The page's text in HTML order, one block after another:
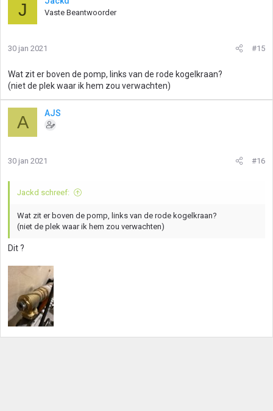
J Vaste Beantwoorder
30 jan 2021 #15
Wat zit er boven de pomp, links van de rode kogelkraan?
(niet de plek waar ik hem zou verwachten)
A AJS
30 jan 2021 #16
Jackd schreef:
Wat zit er boven de pomp, links van de rode kogelkraan?
(niet de plek waar ik hem zou verwachten)
Dit ?